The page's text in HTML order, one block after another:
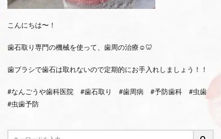
こんにちは〜！
歯石取り専門の機械を使って、歯周の治療☺️🦷
歯ブラシで歯石は取れないので定期的にお手入れしましょう！！
#なんごうや歯科医院 #歯石取り #歯周病 #予防歯科 #虫歯
#虫歯予防